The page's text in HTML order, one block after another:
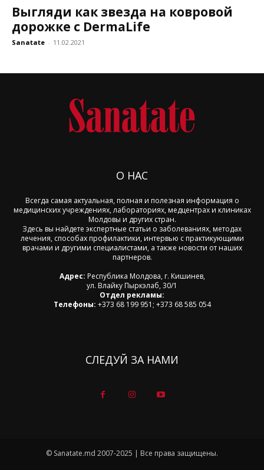
Выгляди как звезда на ковровой
дорожке с DermaLife
Sanatate - 11.02.2021
О НАС
Всегда самая актуальная, полная и полезная информация о
медицинских учреждениях, лабораториях, медцентрах и клиниках
Молдовы и других стран.
Здесь вы найдете экспертные статьи о заболеваниях, методах
лечения, способах профилактики, интервью с практикующими
врачами и другими специалистами, а также новости от наших
партнеров.
Адрес: Республика Молдова, г. Кишинев,
ул. Влайку Пыркэлаб, 30/1
Отдел рекламы:
Телефоны: +373 68 199 951; +373 68 585 054
СЛЕДУЙ ЗА НАМИ
© Sanatate.md 2007-2025 | Все права защищены.